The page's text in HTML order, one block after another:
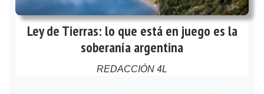
Ley de Tierras: lo que está en juego es la
soberanía argentina
REDACCIÓN 4L